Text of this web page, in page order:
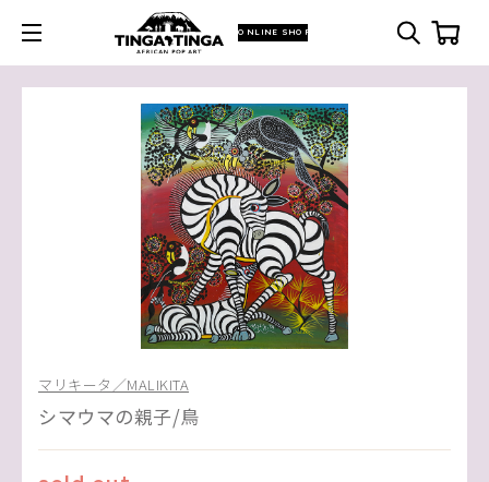
ONLINE SHOP
マリキータ／MALIKITA
シマウマの親子/鳥